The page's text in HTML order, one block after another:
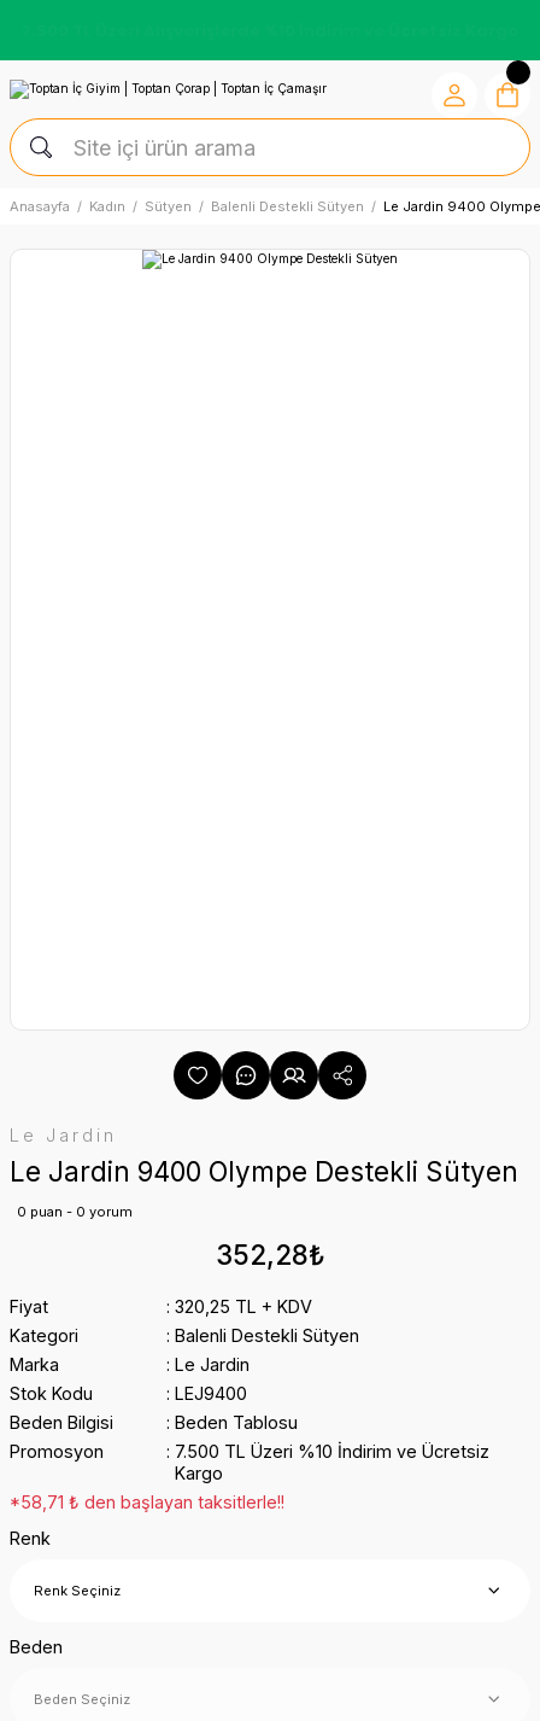
Anasayfa Kadın Sütyen Balenli Destekli Sütyen Le Jardin 9400
Le Jardin
Le Jardin 9400 Olympe Destekli Sütyen
0 puan - 0 yorum
352,28₺
Fiyat
320,25 TL + KDV
Kategori
Balenli Destekli Sütyen
Marka
Le Jardin
Stok Kodu
LEJ9400
Beden Bilgisi
Beden Tablosu
Promosyon
7.500 TL Üzeri %10 İndirim ve Ücretsiz
Kargo
*58,71 ₺ den başlayan taksitlerle!!
Renk
Beden